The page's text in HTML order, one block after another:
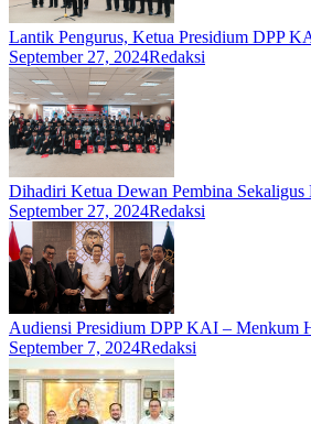
Lantik Pengurus, Ketua Presidium DPP
September 27, 2024Redaksi
Dihadiri Ketua Dewan Pembina
September 27, 2024Redaksi
Audiensi Presidium DPP KAI –
September 7, 2024Redaksi